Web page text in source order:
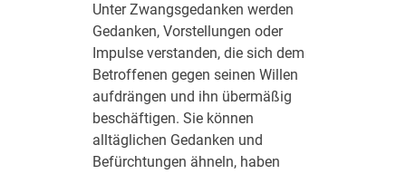
Unter Zwangsgedanken werden
Gedanken, Vorstellungen oder
Impulse verstanden, die sich dem
Betroffenen gegen seinen Willen
aufdrängen und ihn übermäßig
beschäftigen. Sie können
alltäglichen Gedanken und
Befürchtungen ähneln, haben